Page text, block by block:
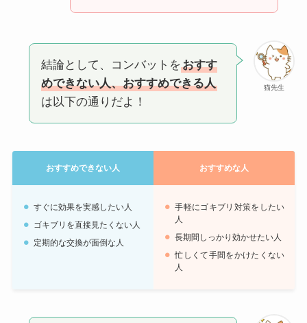
猫先生
結論として、コンバットをおすす
めできない人、おすすめできる人
は以下の通りだよ！
おすすめできない人 おすすめな人
すぐに効果を実感したい人
ゴキブリを直接見たくない人
定期的な交換が面倒な人
手軽にゴキブリ対策をしたい
人
長期間しっかり効かせたい人
忙しくて手間をかけたくない
人